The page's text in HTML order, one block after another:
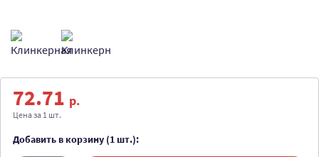
72.71 р.
Цена за 1 шт.
Добавить в корзину (1 шт.):